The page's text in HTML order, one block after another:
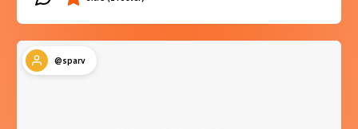
@sparv